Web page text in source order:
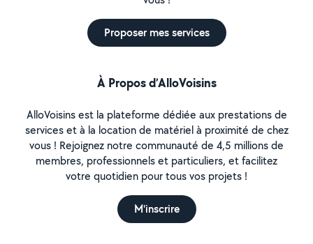
Proposer mes services
À Propos d’AlloVoisins
AlloVoisins est la plateforme dédiée aux prestations de
services et à la location de matériel à proximité de chez
vous ! Rejoignez notre communauté de 4,5 millions de
membres, professionnels et particuliers, et facilitez
votre quotidien pour tous vos projets !
M'inscrire